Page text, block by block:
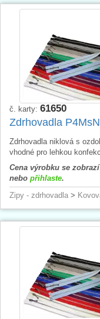
č. karty: 61650
Zdrhovadla
Zdrhovadla niklová s
vhodné pro lehkou
Cena výrobku se
nebo přihlaste.
Zipy - zdrhovadla >